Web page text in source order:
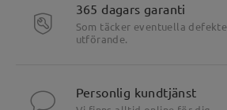
365 dagars garanti
Som täcker eventuella
utförande.
Personlig kundtjänst